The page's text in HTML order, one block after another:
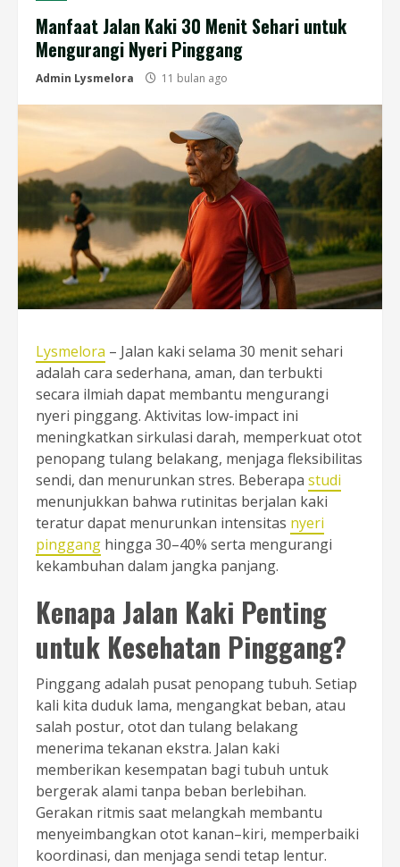
Manfaat Jalan Kaki 30 Menit Sehari untuk
Mengurangi Nyeri Pinggang
Admin Lysmelora 11 bulan ago
Lysmelora – Jalan kaki selama 30 menit sehari
adalah cara sederhana, aman, dan terbukti
secara ilmiah dapat membantu mengurangi
nyeri pinggang. Aktivitas low-impact ini
meningkatkan sirkulasi darah, memperkuat otot
penopang tulang belakang, menjaga fleksibilitas
sendi, dan menurunkan stres. Beberapa studi
menunjukkan bahwa rutinitas berjalan kaki
teratur dapat menurunkan intensitas nyeri
pinggang hingga 30–40% serta mengurangi
kekambuhan dalam jangka panjang.
Kenapa Jalan Kaki Penting
untuk Kesehatan Pinggang?
Pinggang adalah pusat penopang tubuh. Setiap
kali kita duduk lama, mengangkat beban, atau
salah postur, otot dan tulang belakang
menerima tekanan ekstra. Jalan kaki
memberikan kesempatan bagi tubuh untuk
bergerak alami tanpa beban berlebihan.
Gerakan ritmis saat melangkah membantu
menyeimbangkan otot kanan–kiri, memperbaiki
koordinasi, dan menjaga sendi tetap lentur.